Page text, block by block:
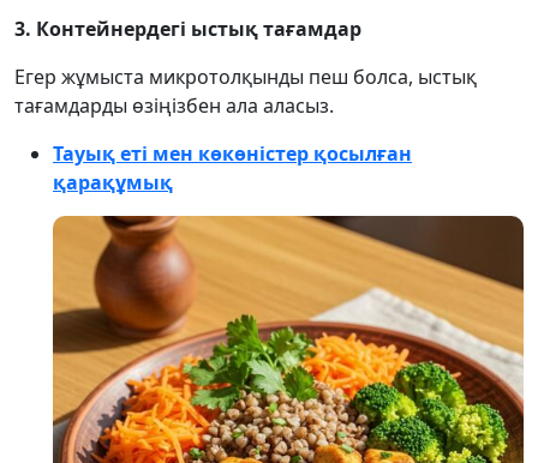
3. Контейнердегі ыстық тағамдар
Егер жұмыста микротолқынды пеш болса, ыстық
тағамдарды өзіңізбен ала аласыз.
Тауық еті мен көкөністер қосылған
қарақұмық